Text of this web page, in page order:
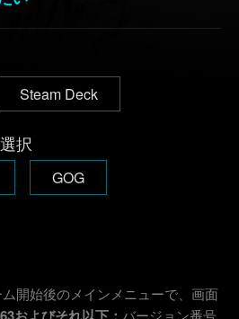
Steam Deck
択
GOG
開始後のメインメニューで、画面
バージョン番号